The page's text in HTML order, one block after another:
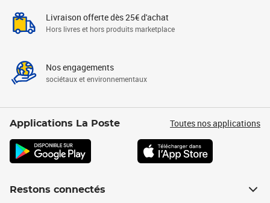
Livraison offerte dès 25€ d'achat
Hors livres et hors produits marketplace
Nos engagements
sociétaux et environnementaux
Applications La Poste Toutes nos applications
Restons connectés